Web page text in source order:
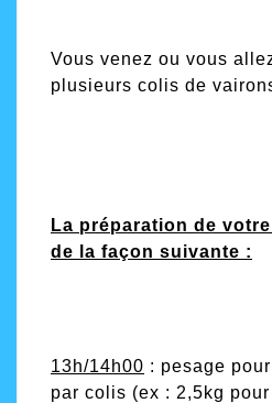
Vous venez ou vous
plusieurs colis de
La préparation de
de la façon suivante :
13h/14h00 : pesage
par colis (ex : 2,5kg